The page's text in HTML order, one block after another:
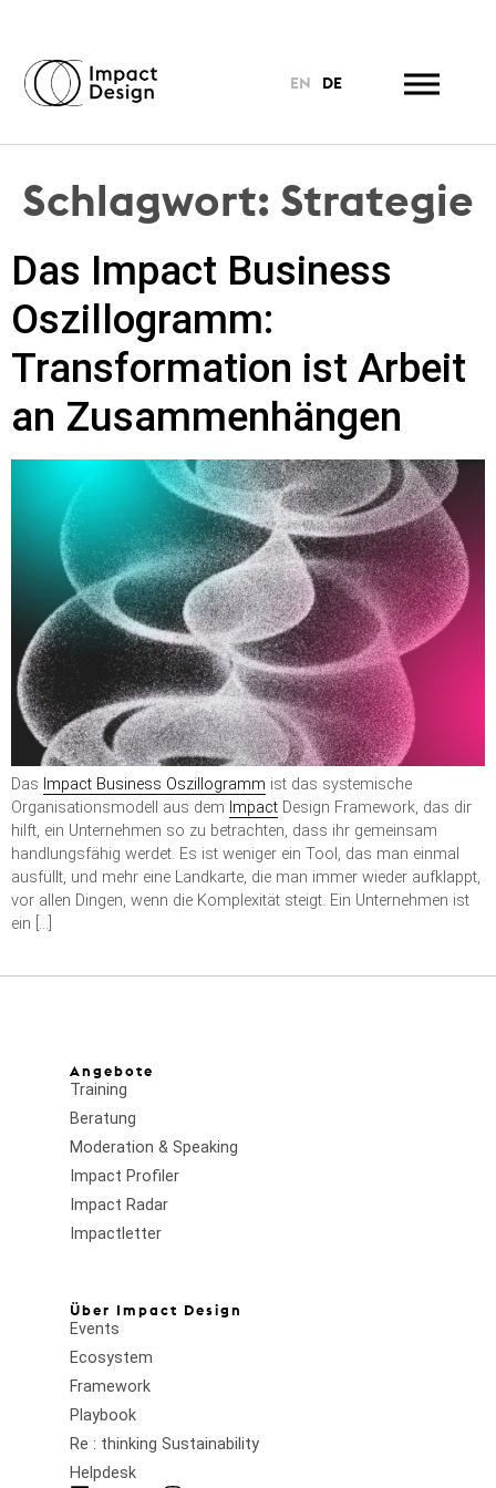
EN DE
Schlagwort: Strategie
Das Impact Business
Oszillogramm:
Transformation ist Arbeit
an Zusammenhängen
Das Impact Business Oszillogramm ist das systemische
Organisationsmodell aus dem Impact Design Framework, das dir
hilft, ein Unternehmen so zu betrachten, dass ihr gemeinsam
handlungsfähig werdet. Es ist weniger ein Tool, das man einmal
ausfüllt, und mehr eine Landkarte, die man immer wieder aufklappt,
vor allen Dingen, wenn die Komplexität steigt. Ein Unternehmen ist
ein […]
Angebote
Training
Beratung
Moderation & Speaking
Impact Profiler
Impact Radar
Impactletter
Über Impact Design
Events
Ecosystem
Framework
Playbook
Re : thinking Sustainability
Helpdesk